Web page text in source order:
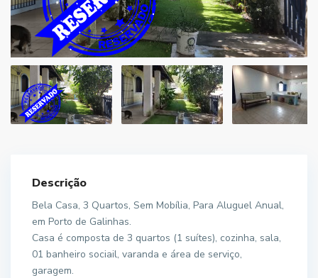
Descrição
Bela Casa, 3 Quartos, Sem Mobília, Para Aluguel Anual,
em Porto de Galinhas.
Casa é composta de 3 quartos (1 suítes), cozinha, sala,
01 banheiro sociail, varanda e área de serviço,
garagem.